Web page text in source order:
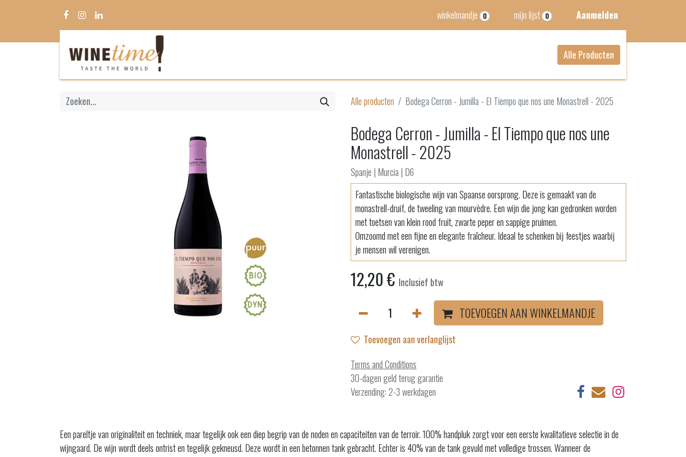
winkelmandje 0 mijn lijst 0 Aanmelden
Alle Producten
Alle producten Bodega Cerron - Jumilla - El Tiempo que nos une Monastrell - 2025
Bodega Cerron - Jumilla - El Tiempo que nos une
Monastrell - 2025
Spanje | Murcia | D6
Fantastische biologische wijn van Spaanse oorsprong. Deze is gemaakt van de
monastrell-druif, de tweeling van mourvèdre. Een wijn die jong kan gedronken worden
met toetsen van klein rood fruit, zwarte peper en sappige pruimen.
Omzoomd met een fijne en elegante fraîcheur. Ideaal te schenken bij feestjes waarbij
je mensen wil verenigen.
12,20€ Inclusief btw
TOEVOEGEN AAN WINKELMANDJE
Toevoegen aan verlanglijst
Terms and Conditions
30-dagen geld terug garantie
Verzending: 2-3 werkdagen
Een pareltje van originaliteit en techniek, maar tegelijk ook een diep begrip van de noden en capaciteiten van de terroir. 100% handpluk zorgt voor een eerste kwalitatieve selectie in de
wijngaard. De wijn wordt deels ontrist en tegelijk gekneusd. Deze wordt in een betonnen tank gebracht. Echter is 40% van de tank gevuld met volledige trossen. Wanneer de